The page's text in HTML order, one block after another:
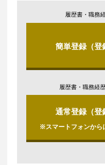
履歴書・職務
簡単登録（登
履歴書・職務経
通常登録（登
※スマートフォンから